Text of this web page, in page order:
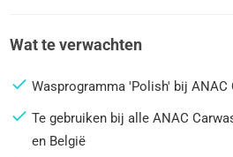
Wat te verwachten
Wasprogramma 'Polish' bij ANAC
Te gebruiken bij alle ANAC
en België